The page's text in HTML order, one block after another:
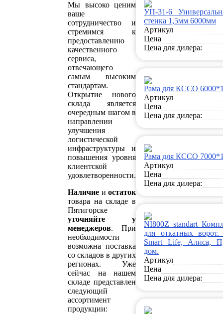
Мы высоко ценим
ваше
сотрудничество и
стремимся к
предоставлению
качественного
сервиса,
отвечающего
самым высоким
стандартам.
Открытие нового
склада является
очередным шагом в
направлении
улучшения
логистической
инфраструктуры и
повышения уровня
клиентской
удовлетворенности.
Наличие и остаток
товара на складе в
Пятигорске
уточняйте у
менеджеров. При
необходимости
возможна поставка
со складов в других
регионах. Уже
сейчас на нашем
складе представлен
следующий
ассортимент
продукции:
УП-31-6
стенка 1,5мм 6000мм
Артикул
Цена
Цена для дилера:
Рама для КССО
Артикул
Цена
Цена для дилера:
Рама для КССО
Артикул
Цена
Цена для дилера:
NI800Z standart
для откатных ворот.
Smart Life, Алиса,
дом.
Артикул
Цена
Цена для дилера: